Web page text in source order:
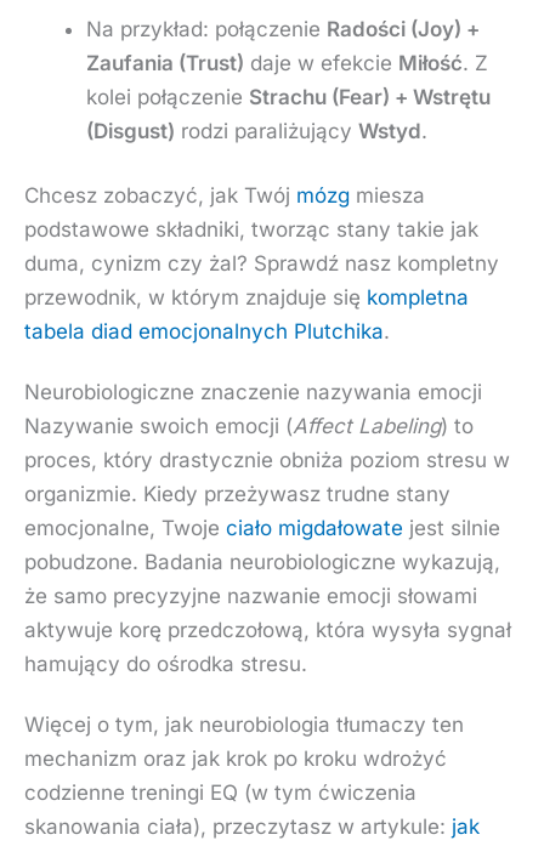
Na przykład: połączenie Radości (Joy) +
Zaufania (Trust) daje w efekcie Miłość. Z
kolei połączenie Strachu (Fear) + Wstrętu
(Disgust) rodzi paraliżujący Wstyd.
Chcesz zobaczyć, jak Twój mózg miesza
podstawowe składniki, tworząc stany takie jak
duma, cynizm czy żal? Sprawdź nasz kompletny
przewodnik, w którym znajduje się kompletna
tabela diad emocjonalnych Plutchika.
Neurobiologiczne znaczenie nazywania emocji
Nazywanie swoich emocji (Affect Labeling) to
proces, który drastycznie obniża poziom stresu w
organizmie. Kiedy przeżywasz trudne stany
emocjonalne, Twoje ciało migdałowate jest silnie
pobudzone. Badania neurobiologiczne wykazują,
że samo precyzyjne nazwanie emocji słowami
aktywuje korę przedczołową, która wysyła sygnał
hamujący do ośrodka stresu.
Więcej o tym, jak neurobiologia tłumaczy ten
mechanizm oraz jak krok po kroku wdrożyć
codzienne treningi EQ (w tym ćwiczenia
skanowania ciała), przeczytasz w artykule: jak